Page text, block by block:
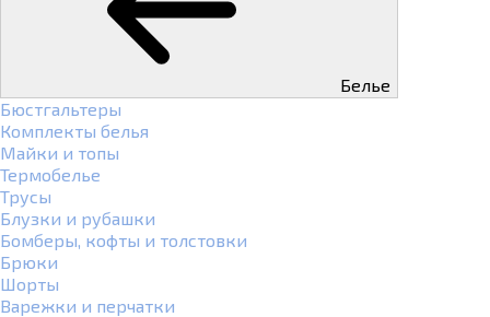
Белье
Бюстгальтеры
Комплекты белья
Майки и топы
Термобелье
Трусы
Блузки и рубашки
Бомберы, кофты и толстовки
Брюки
Шорты
Варежки и перчатки